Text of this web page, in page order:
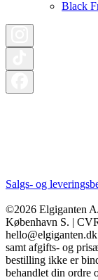
Black
Salgs- og
©2026 Elgiganten
København S. |
samt afgifts- og
bestilling ikke er
behandlet din ordre